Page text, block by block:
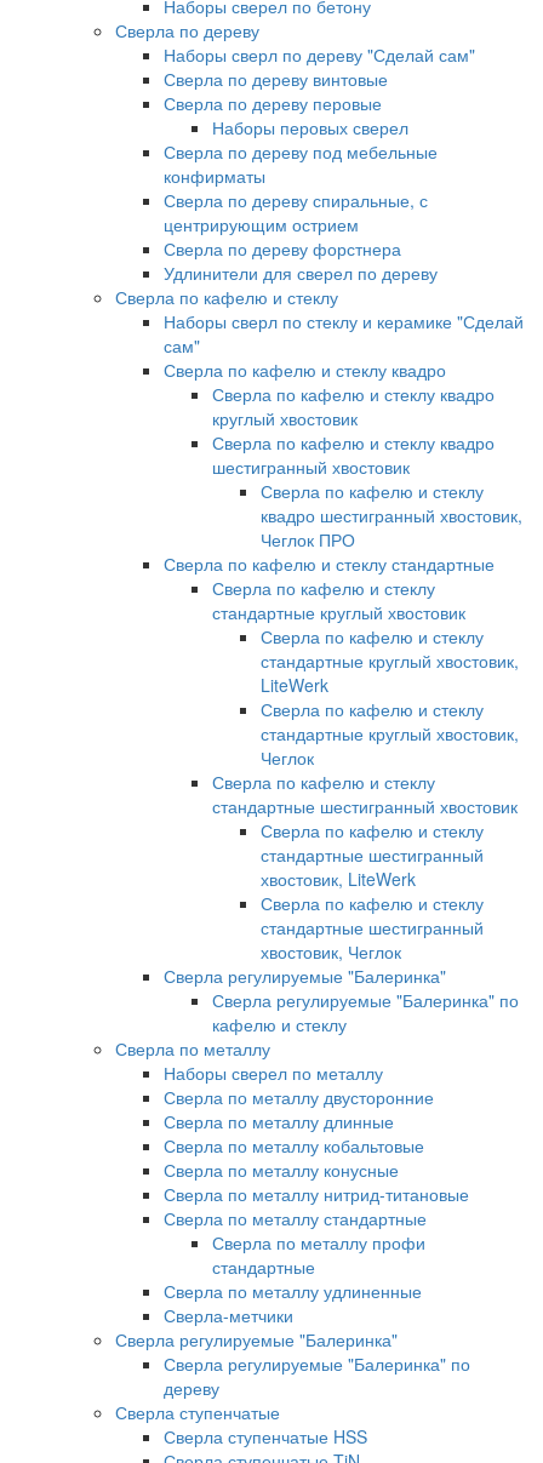
Наборы сверел по бетону
Сверла по дереву
Наборы сверл по дереву "Сделай сам"
Сверла по дереву винтовые
Сверла по дереву перовые
Наборы перовых сверел
Сверла по дереву под мебельные
конфирматы
Сверла по дереву спиральные, с
центрирующим острием
Сверла по дереву форстнера
Удлинители для сверел по дереву
Сверла по кафелю и стеклу
Наборы сверл по стеклу и керамике "Сделай
сам"
Сверла по кафелю и стеклу квадро
Сверла по кафелю и стеклу квадро
круглый хвостовик
Сверла по кафелю и стеклу квадро
шестигранный хвостовик
Сверла по кафелю и стеклу
квадро шестигранный хвостовик,
Чеглок ПРО
Сверла по кафелю и стеклу стандартные
Сверла по кафелю и стеклу
стандартные круглый хвостовик
Сверла по кафелю и стеклу
стандартные круглый хвостовик,
LiteWerk
Сверла по кафелю и стеклу
стандартные круглый хвостовик,
Чеглок
Сверла по кафелю и стеклу
стандартные шестигранный хвостовик
Сверла по кафелю и стеклу
стандартные шестигранный
хвостовик, LiteWerk
Сверла по кафелю и стеклу
стандартные шестигранный
хвостовик, Чеглок
Сверла регулируемые "Балеринка"
Сверла регулируемые "Балеринка" по
кафелю и стеклу
Сверла по металлу
Наборы сверел по металлу
Сверла по металлу двусторонние
Сверла по металлу длинные
Сверла по металлу кобальтовые
Сверла по металлу конусные
Сверла по металлу нитрид-титановые
Сверла по металлу стандартные
Сверла по металлу профи
стандартные
Сверла по металлу удлиненные
Сверла-метчики
Сверла регулируемые "Балеринка"
Сверла регулируемые "Балеринка" по
дереву
Сверла ступенчатые
Сверла ступенчатые HSS